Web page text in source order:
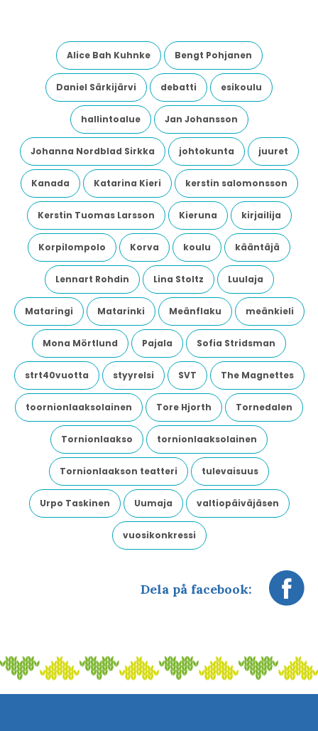
Alice Bah Kuhnke Bengt Pohjanen
Daniel Särkijärvi debatti esikoulu
hallintoalue Jan Johansson
Johanna Nordblad Sirkka johtokunta juuret
Kanada Katarina Kieri kerstin salomonsson
Kerstin Tuomas Larsson Kieruna kirjailija
Korpilompolo Korva koulu kääntäjä
Lennart Rohdin Lina Stoltz Luulaja
Mataringi Matarinki Meänflaku meänkieli
Mona Mörtlund Pajala Sofia Stridsman
strt40vuotta styyrelsi SVT The Magnettes
toornionlaaksolainen Tore Hjorth Tornedalen
Tornionlaakso tornionlaaksolainen
Tornionlaakson teatteri tulevaisuus
Urpo Taskinen Uumaja valtiopäiväjäsen
vuosikonkressi
Dela på facebook: